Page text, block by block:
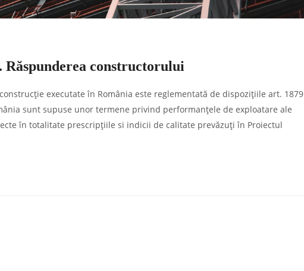
constructorului
executate în România este reglementată de dispozițiile art. 1879
sunt supuse unor termene privind performanțele de exploatare ale
în totalitate prescripțiile si indicii de calitate prevăzuți în Proiectul